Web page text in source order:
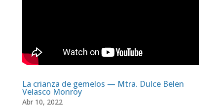
La crianza de gemelos — Mtra. Dulce Belen
Velasco Monroy
Abr 10, 2022